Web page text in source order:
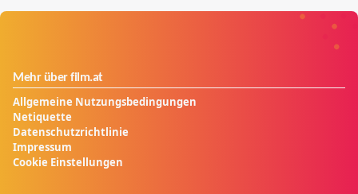
Mehr über film.at
Allgemeine Nutzungsbedingungen
Netiquette
Datenschutzrichtlinie
Impressum
Cookie Einstellungen